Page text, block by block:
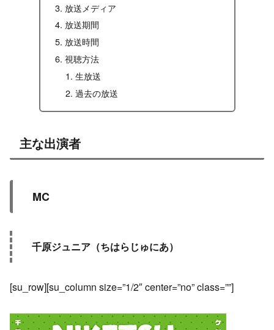
放送メディア
放送期間
放送時間
視聴方法
生放送
過去の放送
主な出演者
MC
千原ジュニア（ちはらじゅにあ）
[su_row][su_column size=”1/2″ center=”no” class=””]